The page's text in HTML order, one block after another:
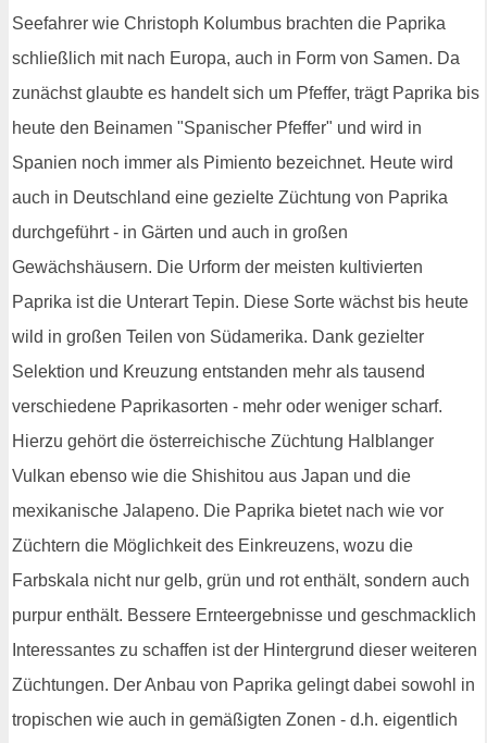
Seefahrer wie Christoph Kolumbus brachten die Paprika
schließlich mit nach Europa, auch in Form von Samen. Da
zunächst glaubte es handelt sich um Pfeffer, trägt Paprika bis
heute den Beinamen "Spanischer Pfeffer" und wird in
Spanien noch immer als Pimiento bezeichnet. Heute wird
auch in Deutschland eine gezielte Züchtung von Paprika
durchgeführt - in Gärten und auch in großen
Gewächshäusern. Die Urform der meisten kultivierten
Paprika ist die Unterart Tepin. Diese Sorte wächst bis heute
wild in großen Teilen von Südamerika. Dank gezielter
Selektion und Kreuzung entstanden mehr als tausend
verschiedene Paprikasorten - mehr oder weniger scharf.
Hierzu gehört die österreichische Züchtung Halblanger
Vulkan ebenso wie die Shishitou aus Japan und die
mexikanische Jalapeno. Die Paprika bietet nach wie vor
Züchtern die Möglichkeit des Einkreuzens, wozu die
Farbskala nicht nur gelb, grün und rot enthält, sondern auch
purpur enthält. Bessere Ernteergebnisse und geschmacklich
Interessantes zu schaffen ist der Hintergrund dieser weiteren
Züchtungen. Der Anbau von Paprika gelingt dabei sowohl in
tropischen wie auch in gemäßigten Zonen - d.h. eigentlich